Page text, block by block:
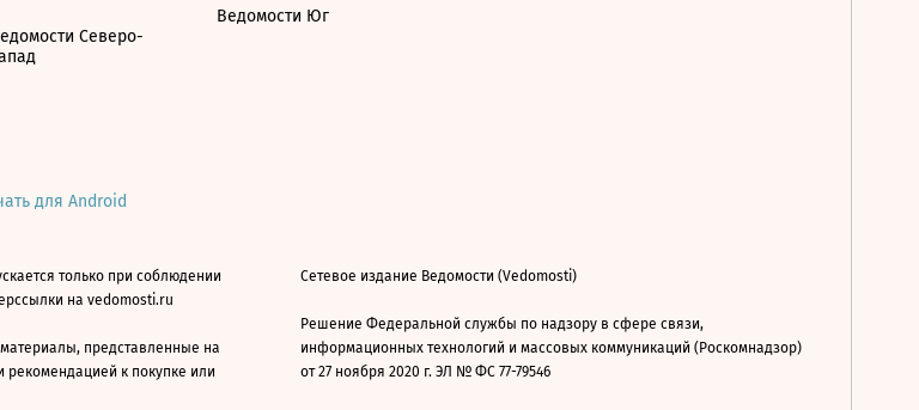
Северо-
Ведомости Юг
для Android
только при соблюдении
на vedomosti.ru
представленные на
к покупке или
Сетевое издание Ведомости (Vedomosti)
Решение Федеральной службы по надзору в сфере связи,
информационных технологий и массовых коммуникаций (Роскомнадзор)
от 27 ноября 2020 г. ЭЛ № ФС 77-79546